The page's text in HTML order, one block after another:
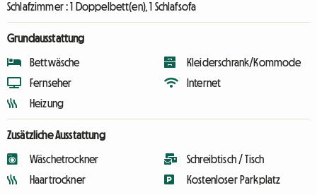
Schlafzimmer :1 Doppelbett(en), 1 Schlafsofa
Grundausstattung
Bettwäsche
Fernseher
Heizung
Kleiderschrank/Kommode
Internet
Zusätzliche Ausstattung
Wäschetrockner
Haartrockner
Schreibtisch / Tisch
Kostenloser Parkplatz